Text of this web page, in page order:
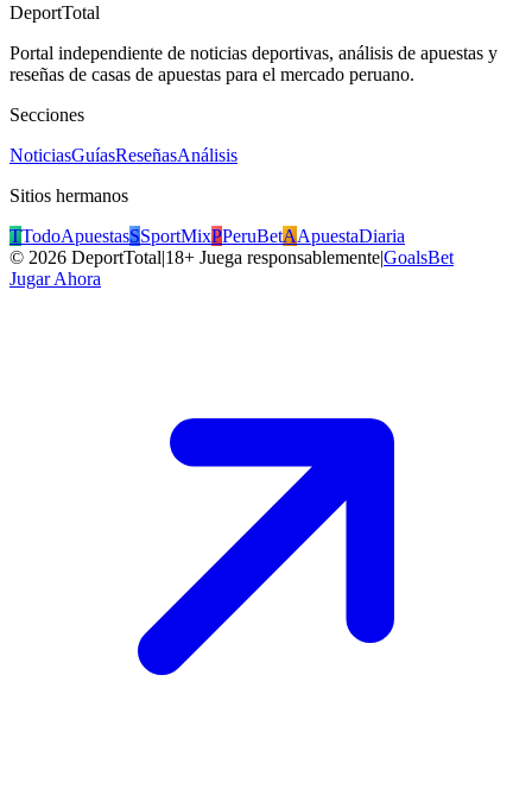
DeportTotal
Portal independiente de noticias deportivas, análisis de apuestas y
reseñas de casas de apuestas para el mercado peruano.
Secciones
NoticiasGuíasReseñasAnálisis
Sitios hermanos
TTodoApuestasSSportMixPPeruBetAApuestaDiaria
© 2026 DeportTotal|18+ Juega responsablemente|GoalsBet
Jugar Ahora